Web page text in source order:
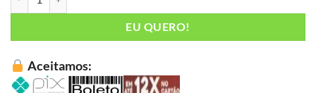
EU QUERO!
Aceitamos: